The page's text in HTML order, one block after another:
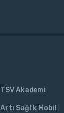
TSV Akademi
Artı Sağlık Mobil